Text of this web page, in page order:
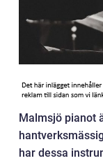
Malmsjö pianot
har dessa